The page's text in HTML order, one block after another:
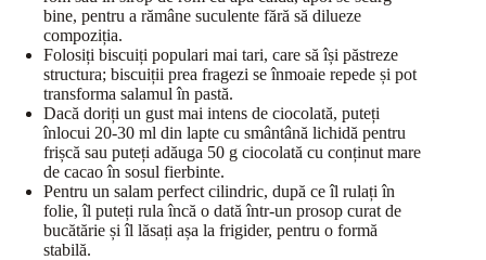
bine, pentru a rămâne suculente fără să dilueze
compoziția.
Folosiți biscuiți populari mai tari, care să își păstreze
structura; biscuiții prea fragezi se înmoaie repede și pot
transforma salamul în pastă.
Dacă doriți un gust mai intens de ciocolată, puteți
înlocui 20-30 ml din lapte cu smântână lichidă pentru
frișcă sau puteți adăuga 50 g ciocolată cu conținut mare
de cacao în sosul fierbinte.
Pentru un salam perfect cilindric, după ce îl rulați în
folie, îl puteți rula încă o dată într-un prosop curat de
bucătărie și îl lăsați așa la frigider, pentru o formă
stabilă.